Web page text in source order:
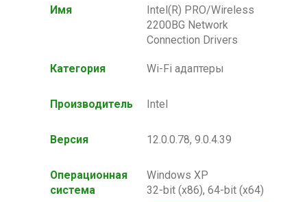
Имя
Intel(R) PRO/Wireless
2200BG Network
Connection Drivers
Категория Wi-Fi адаптеры
Производитель Intel
Версия 12.0.0.78, 9.0.4.39
Операционная
система
Windows XP
32-bit (x86), 64-bit (x64)